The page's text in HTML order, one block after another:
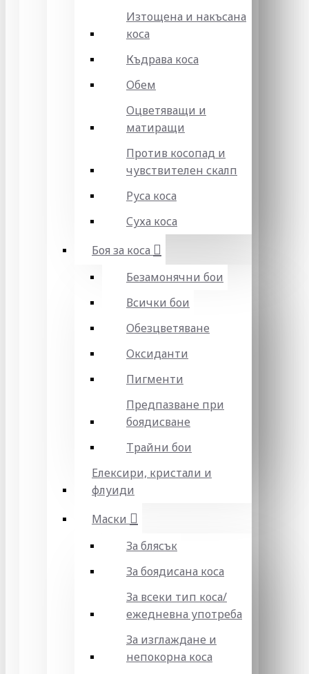
Изтощена и накъсана
коса
Къдрава коса
Обем
Оцветяващи и
матиращи
Против косопад и
чувствителен скалп
Руса коса
Суха коса
Боя за коса
Безамонячни бои
Всички бои
Обезцветяване
Оксиданти
Пигменти
Предпазване при
боядисване
Трайни бои
Елексири, кристали и
флуиди
Маски
За блясък
За боядисана коса
За всеки тип коса/
ежедневна употреба
За изглаждане и
непокорна коса